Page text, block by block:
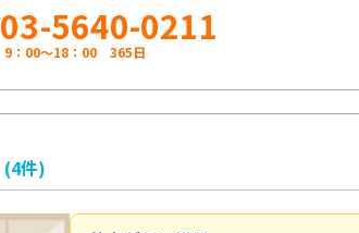
03-5640-0211
9：00～18：00 365日
(4件)